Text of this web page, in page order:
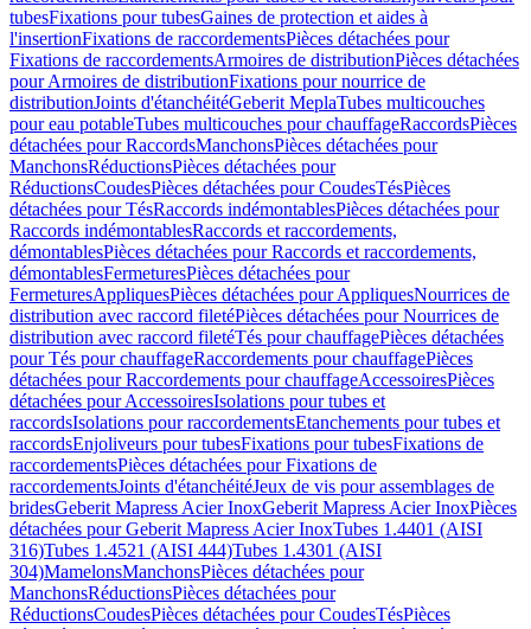
tubesFixations pour tubesGaines de protection et aides à
l'insertionFixations de raccordementsPièces détachées pour
Fixations de raccordementsArmoires de distributionPièces détachées
pour Armoires de distributionFixations pour nourrice de
distributionJoints d'étanchéitéGeberit MeplaTubes multicouches
pour eau potableTubes multicouches pour chauffageRaccordsPièces
détachées pour RaccordsManchonsPièces détachées pour
ManchonsRéductionsPièces détachées pour
RéductionsCoudesPièces détachées pour CoudesTésPièces
détachées pour TésRaccords indémontablesPièces détachées pour
Raccords indémontablesRaccords et raccordements,
démontablesPièces détachées pour Raccords et raccordements,
démontablesFermeturesPièces détachées pour
FermeturesAppliquesPièces détachées pour AppliquesNourrices de
distribution avec raccord filetéPièces détachées pour Nourrices de
distribution avec raccord filetéTés pour chauffagePièces détachées
pour Tés pour chauffageRaccordements pour chauffagePièces
détachées pour Raccordements pour chauffageAccessoiresPièces
détachées pour AccessoiresIsolations pour tubes et
raccordsIsolations pour raccordementsEtanchements pour tubes et
raccordsEnjoliveurs pour tubesFixations pour tubesFixations de
raccordementsPièces détachées pour Fixations de
raccordementsJoints d'étanchéitéJeux de vis pour assemblages de
bridesGeberit Mapress Acier InoxGeberit Mapress Acier InoxPièces
détachées pour Geberit Mapress Acier InoxTubes 1.4401 (AISI
316)Tubes 1.4521 (AISI 444)Tubes 1.4301 (AISI
304)MamelonsManchonsPièces détachées pour
ManchonsRéductionsPièces détachées pour
RéductionsCoudesPièces détachées pour CoudesTésPièces